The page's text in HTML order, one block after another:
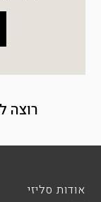
רוצה
אודות סליזי